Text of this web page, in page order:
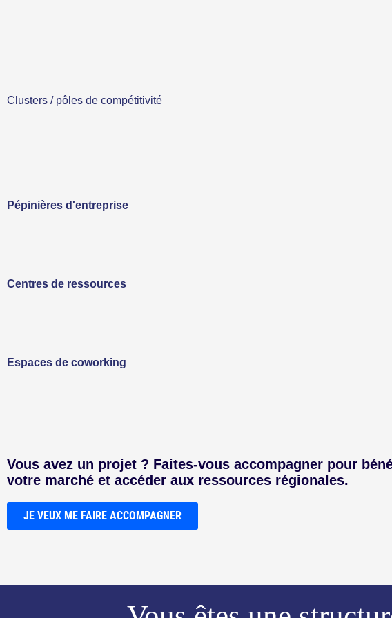
Clusters / pôles de compétitivité
Pépinières d'entreprise
Centres de ressources
Espaces de coworking
Vous avez un projet ? Faites-vous accompagner pour
votre marché et accéder aux ressources régionales.
JE VEUX ME FAIRE ACCOMPAGNER